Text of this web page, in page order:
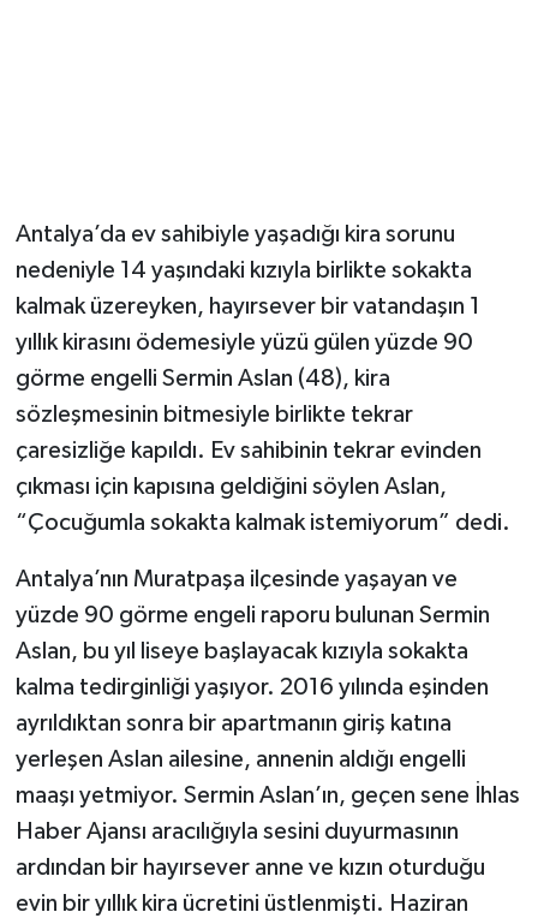
Antalya’da ev sahibiyle yaşadığı kira sorunu
nedeniyle 14 yaşındaki kızıyla birlikte sokakta
kalmak üzereyken, hayırsever bir vatandaşın 1
yıllık kirasını ödemesiyle yüzü gülen yüzde 90
görme engelli Sermin Aslan (48), kira
sözleşmesinin bitmesiyle birlikte tekrar
çaresizliğe kapıldı. Ev sahibinin tekrar evinden
çıkması için kapısına geldiğini söylen Aslan,
“Çocuğumla sokakta kalmak istemiyorum” dedi.
Antalya’nın Muratpaşa ilçesinde yaşayan ve
yüzde 90 görme engeli raporu bulunan Sermin
Aslan, bu yıl liseye başlayacak kızıyla sokakta
kalma tedirginliği yaşıyor. 2016 yılında eşinden
ayrıldıktan sonra bir apartmanın giriş katına
yerleşen Aslan ailesine, annenin aldığı engelli
maaşı yetmiyor. Sermin Aslan’ın, geçen sene İhlas
Haber Ajansı aracılığıyla sesini duyurmasının
ardından bir hayırsever anne ve kızın oturduğu
evin bir yıllık kira ücretini üstlenmişti. Haziran